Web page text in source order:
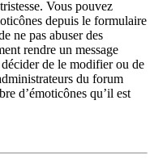
Vous pouvez
depuis le formulaire
ne pas abuser des
rendre un message
de le modifier ou de
du forum
d’émoticônes qu’il est